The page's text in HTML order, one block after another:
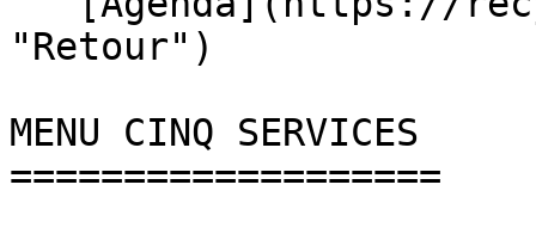
"Retour")
MENU CINQ SERVICES
===================